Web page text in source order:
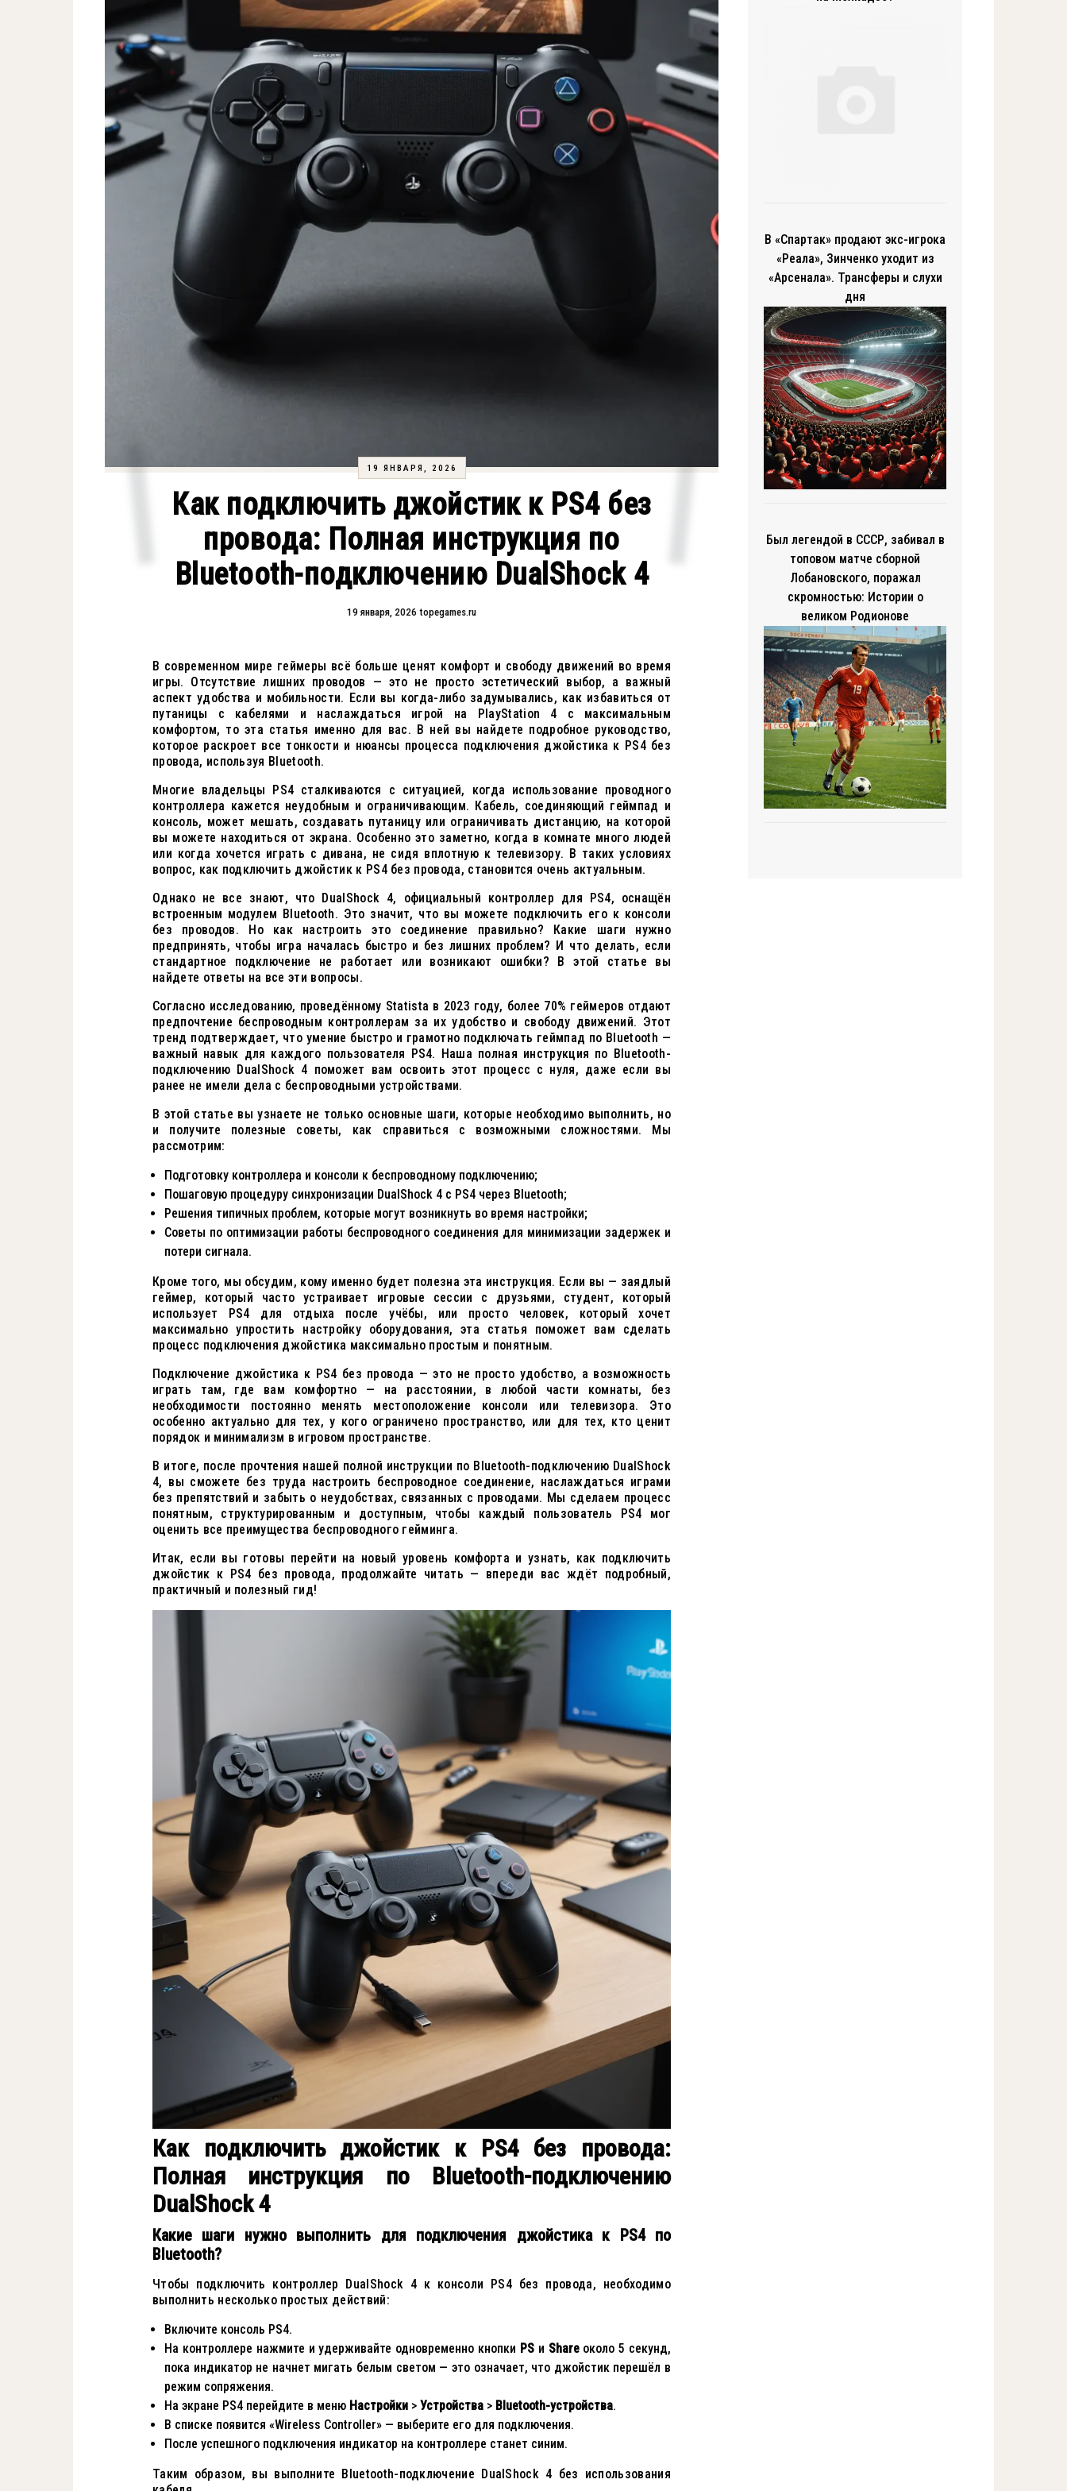
19 ЯНВАРЯ, 2026
Как подключить джойстик к PS4 без
провода: Полная инструкция по
Bluetooth-подключению DualShock 4
19 января, 2026 topegames.ru
В современном мире геймеры всё больше ценят комфорт и свободу движений во время
игры. Отсутствие лишних проводов — это не просто эстетический выбор, а важный
аспект удобства и мобильности. Если вы когда-либо задумывались, как избавиться от
путаницы с кабелями и наслаждаться игрой на PlayStation 4 с максимальным
комфортом, то эта статья именно для вас. В ней вы найдете подробное руководство,
которое раскроет все тонкости и нюансы процесса подключения джойстика к PS4 без
провода, используя Bluetooth.
Многие владельцы PS4 сталкиваются с ситуацией, когда использование проводного
контроллера кажется неудобным и ограничивающим. Кабель, соединяющий геймпад и
консоль, может мешать, создавать путаницу или ограничивать дистанцию, на которой
вы можете находиться от экрана. Особенно это заметно, когда в комнате много людей
или когда хочется играть с дивана, не сидя вплотную к телевизору. В таких условиях
вопрос, как подключить джойстик к PS4 без провода, становится очень актуальным.
Однако не все знают, что DualShock 4, официальный контроллер для PS4, оснащён
встроенным модулем Bluetooth. Это значит, что вы можете подключить его к консоли
без проводов. Но как настроить это соединение правильно? Какие шаги нужно
предпринять, чтобы игра началась быстро и без лишних проблем? И что делать, если
стандартное подключение не работает или возникают ошибки? В этой статье вы
найдете ответы на все эти вопросы.
Согласно исследованию, проведённому Statista в 2023 году, более 70% геймеров отдают
предпочтение беспроводным контроллерам за их удобство и свободу движений. Этот
тренд подтверждает, что умение быстро и грамотно подключать геймпад по Bluetooth —
важный навык для каждого пользователя PS4. Наша полная инструкция по Bluetooth-
подключению DualShock 4 поможет вам освоить этот процесс с нуля, даже если вы
ранее не имели дела с беспроводными устройствами.
В этой статье вы узнаете не только основные шаги, которые необходимо выполнить, но
и получите полезные советы, как справиться с возможными сложностями. Мы
рассмотрим:
Подготовку контроллера и консоли к беспроводному подключению;
Пошаговую процедуру синхронизации DualShock 4 с PS4 через Bluetooth;
Решения типичных проблем, которые могут возникнуть во время настройки;
Советы по оптимизации работы беспроводного соединения для минимизации задержек и
потери сигнала.
Кроме того, мы обсудим, кому именно будет полезна эта инструкция. Если вы — заядлый
геймер, который часто устраивает игровые сессии с друзьями, студент, который
использует PS4 для отдыха после учёбы, или просто человек, который хочет
максимально упростить настройку оборудования, эта статья поможет вам сделать
процесс подключения джойстика максимально простым и понятным.
Подключение джойстика к PS4 без провода — это не просто удобство, а возможность
играть там, где вам комфортно — на расстоянии, в любой части комнаты, без
необходимости постоянно менять местоположение консоли или телевизора. Это
особенно актуально для тех, у кого ограничено пространство, или для тех, кто ценит
порядок и минимализм в игровом пространстве.
В итоге, после прочтения нашей полной инструкции по Bluetooth-подключению DualShock
4, вы сможете без труда настроить беспроводное соединение, наслаждаться играми
без препятствий и забыть о неудобствах, связанных с проводами. Мы сделаем процесс
понятным, структурированным и доступным, чтобы каждый пользователь PS4 мог
оценить все преимущества беспроводного гейминга.
Итак, если вы готовы перейти на новый уровень комфорта и узнать, как подключить
джойстик к PS4 без провода, продолжайте читать — впереди вас ждёт подробный,
практичный и полезный гид!
Как подключить джойстик к PS4 без провода:
Полная инструкция по Bluetooth-подключению
DualShock 4
Какие шаги нужно выполнить для подключения джойстика к PS4 по
Bluetooth?
Чтобы подключить контроллер DualShock 4 к консоли PS4 без провода, необходимо
выполнить несколько простых действий:
Включите консоль PS4.
На контроллере нажмите и удерживайте одновременно кнопки PSи Shareоколо 5 секунд,
пока индикатор не начнет мигать белым светом — это означает, что джойстик перешёл в
режим сопряжения.
На экране PS4 перейдите в меню Настройки > Устройства > Bluetooth-устройства.
В списке появится «Wireless Controller» — выберите его для подключения.
После успешного подключения индикатор на контроллере станет синим.
Таким образом, вы выполните Bluetooth-подключение DualShock 4 без использования
В «Спартак» продают экс-игрока
«Реала», Зинченко уходит из
«Арсенала». Трансферы и слухи
дня
Был легендой в СССР, забивал в
топовом матче сборной
Лобановского, поражал
скромностью: Истории о
великом Родионове